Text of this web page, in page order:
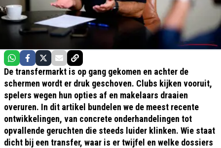
De transfermarkt is op gang gekomen en achter de
schermen wordt er druk geschoven. Clubs kijken vooruit,
spelers wegen hun opties af en makelaars draaien
overuren. In dit artikel bundelen we de meest recente
ontwikkelingen, van concrete onderhandelingen tot
opvallende geruchten die steeds luider klinken. Wie staat
dicht bij een transfer, waar is er twijfel en welke dossiers